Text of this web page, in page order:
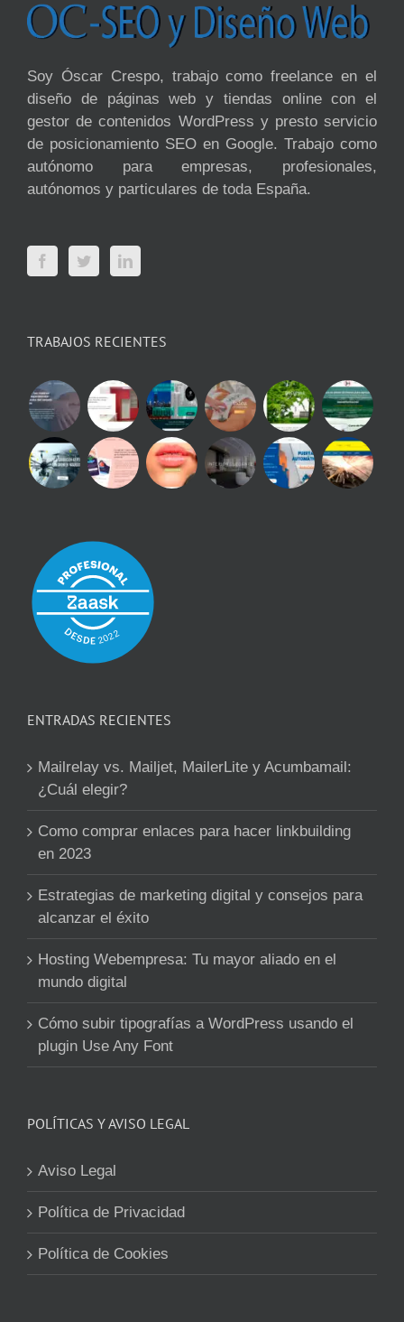
Soy Óscar Crespo, trabajo como freelance en el
diseño de páginas web y tiendas online con el
gestor de contenidos WordPress y presto servicio
de posicionamiento SEO en Google. Trabajo como
autónomo para empresas, profesionales,
autónomos y particulares de toda España.
TRABAJOS RECIENTES
ENTRADAS RECIENTES
Mailrelay vs. Mailjet, MailerLite y Acumbamail:
¿Cuál elegir?
Como comprar enlaces para hacer linkbuilding
en 2023
Estrategias de marketing digital y consejos para
alcanzar el éxito
Hosting Webempresa: Tu mayor aliado en el
mundo digital
Cómo subir tipografías a WordPress usando el
plugin Use Any Font
POLÍTICAS Y AVISO LEGAL
Aviso Legal
Política de Privacidad
Política de Cookies